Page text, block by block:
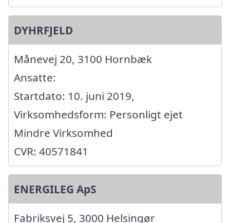
DYHRFJELD
Månevej 20, 3100 Hornbæk
Ansatte:
Startdato: 10. juni 2019,
Virksomhedsform: Personligt ejet
Mindre Virksomhed
CVR: 40571841
ENERGILEG ApS
Fabriksvej 5, 3000 Helsingør